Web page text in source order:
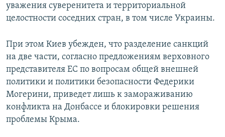
уважения суверенитета и территориальной
целостности соседних стран, в том числе Украины.
При этом Киев убежден, что разделение санкций
на две части, согласно предложениям верховного
представителя ЕС по вопросам общей внешней
политики и политики безопасности Федерики
Могерини, приведет лишь к замораживанию
конфликта на Донбассе и блокировки решения
проблемы Крыма.